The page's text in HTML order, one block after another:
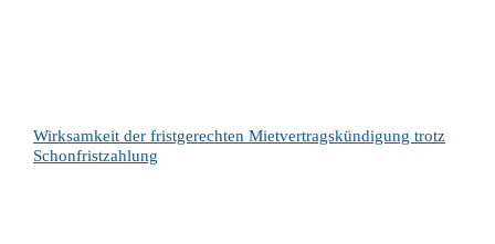
Wirksamkeit der fristgerechten Mietvertragskündigung trotz
Schonfristzahlung